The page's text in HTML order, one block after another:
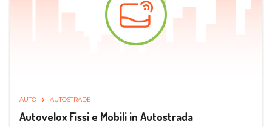
AUTO AUTOSTRADE
Autovelox Fissi e Mobili in Autostrada